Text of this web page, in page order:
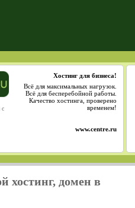
с
Хостинг для бизнеса!
Всё для максимальных нагрузок.
Всё для бесперебойной работы.
Качество хостинга, проверено
временем!
www.centre.ru
хостинг, домен в